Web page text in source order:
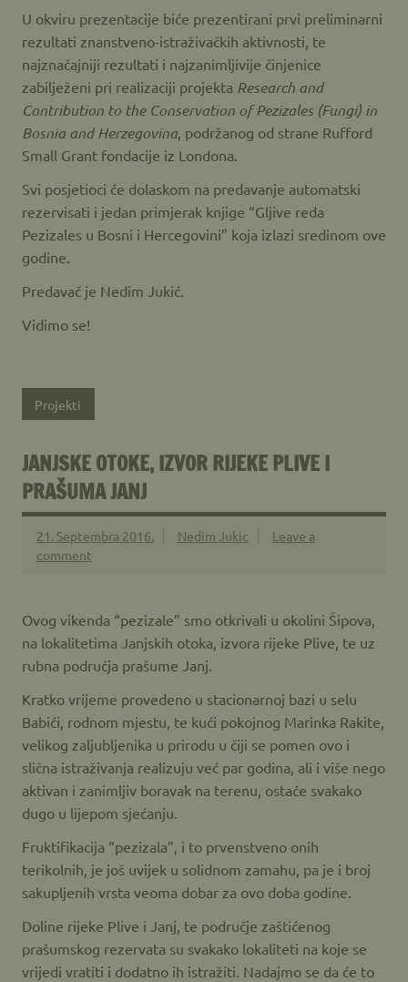
U okviru prezentacije biće prezentirani prvi preliminarni
rezultati znanstveno-istraživačkih aktivnosti, te
najznačajniji rezultati i najzanimljivije činjenice
zabilježeni pri realizaciji projekta Research and
Contribution to the Conservation of Pezizales (Fungi) in
Bosnia and Herzegovina , podržanog od strane Rufford
Small Grant fondacije iz Londona.
Svi posjetioci će dolaskom na predavanje automatski
rezervisati i jedan primjerak knjige “Gljive reda
Pezizales u Bosni i Hercegovini” koja izlazi sredinom ove
godine.
Predavač je Nedim Jukić.
Vidimo se!
Projekti
JANJSKE OTOKE, IZVOR RIJEKE PLIVE I
PRAŠUMA JANJ
21. Septembra 2016. Nedim Jukic
Leave a
comment
Ovog vikenda “pezizale” smo otkrivali u okolini Šipova,
na lokalitetima Janjskih otoka, izvora rijeke Plive, te uz
rubna područja prašume Janj.
Kratko vrijeme provedeno u stacionarnoj bazi u selu
Babići, rodnom mjestu, te kući pokojnog Marinka Rakite,
velikog zaljubljenika u prirodu u čiji se pomen ovo i
slična istraživanja realizuju već par godina, ali i više nego
aktivan i zanimljiv boravak na terenu, ostaće svakako
dugo u lijepom sjećanju.
Fruktifikacija “pezizala”, i to prvenstveno onih
terikolnih, je još uvijek u solidnom zamahu, pa je i broj
sakupljenih vrsta veoma dobar za ovo doba godine.
Doline rijeke Plive i Janj, te područje zaštićenog
prašumskog rezervata su svakako lokaliteti na koje se
vrijedi vratiti i dodatno ih istražiti. Nadajmo se da će to